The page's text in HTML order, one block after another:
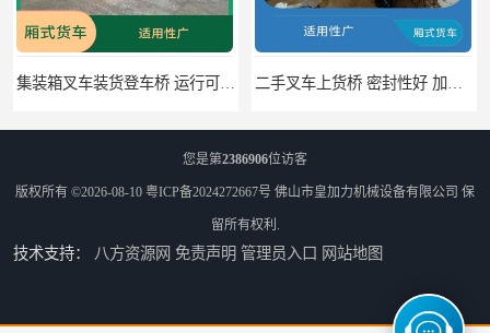
您是第2386906位访客
版权所有 ©2026-08-10 粤ICP备2024272667号 佛山市皇加力机械设备有限公司 保
留所有权利.
技术支持： 八方资源网 免责声明 管理员入口 网站地图